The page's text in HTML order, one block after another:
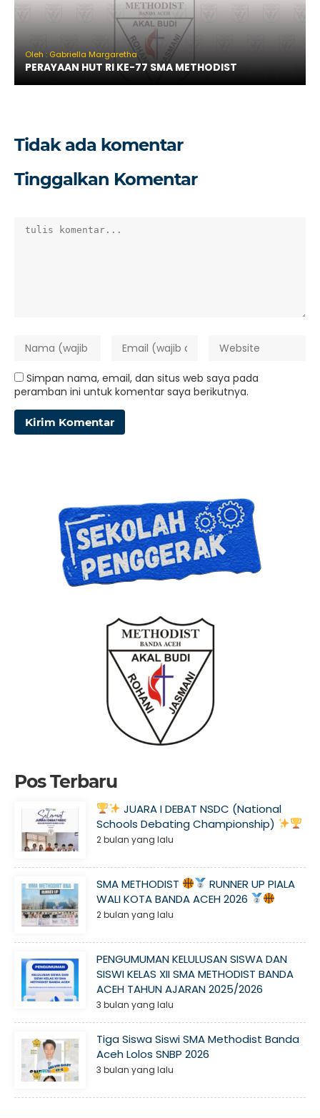
Oleh : Gabriella Margaretha
PERAYAAN HUT RI KE-77 SMA METHODIST
Tidak ada komentar
Tinggalkan Komentar
Simpan nama, email, dan situs web saya pada
peramban ini untuk komentar saya berikutnya.
Pos Terbaru
JUARA I DEBAT NSDC (National
Schools Debating Championship)
2 bulan yang lalu
SMA METHODIST
RUNNER UP PIALA
WALI KOTA BANDA ACEH 2026
2 bulan yang lalu
PENGUMUMAN KELULUSAN SISWA DAN
SISWI KELAS XII SMA METHODIST BANDA
ACEH TAHUN AJARAN 2025/2026
3 bulan yang lalu
Tiga Siswa Siswi SMA Methodist Banda
Aceh Lolos SNBP 2026
3 bulan yang lalu